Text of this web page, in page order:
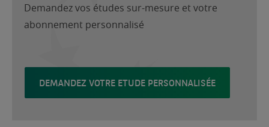
Demandez vos études sur-mesure et votre
abonnement personnalisé
DEMANDEZ VOTRE ETUDE PERSONNALISÉE